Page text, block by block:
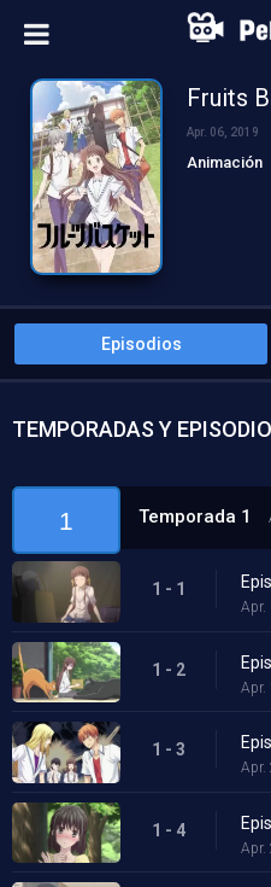
Fruits
Apr. 06, 2019
Animación
Episodios
TEMPORADAS Y
1 Temporada 1
1 - 1
Apr.
1 - 2
Apr.
1 - 3
Apr.
1 - 4
Apr.